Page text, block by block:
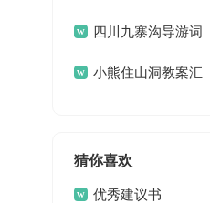
词 四川九寨沟导游词
(15篇)小熊住山洞教案汇
猜你喜欢
优秀建议书